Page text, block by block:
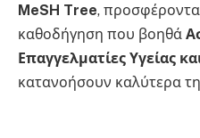
MeSH Tree,
καθοδήγηση που βοηθά
Επαγγελματίες Υγείας
κατανοήσουν καλύτερα